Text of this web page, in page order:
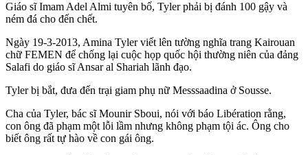
Giáo sĩ Imam Adel Almi tuyên bố, Tyler phải bị đánh 100 gậy và
ném đá cho đến chết.
Ngày 19-3-2013, Amina Tyler viết lên tường nghĩa trang Kairouan
chữ FEMEN để chống lại cuộc họp quốc hội thường niên của đảng
Salafi do giáo sĩ Ansar al Shariah lãnh đạo.
Tyler bị bắt, đưa đến trại giam phụ nữ Messsaadina ở Sousse.
Cha của Tyler, bác sĩ Mounir Sboui, nói với báo Libération rằng,
con ông đã phạm một lỗi lầm nhưng không phạm tội ác. Ông cho
biết ông rất tự hào về con gái ông.